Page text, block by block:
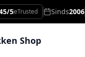
5eTrusted Sinds2006